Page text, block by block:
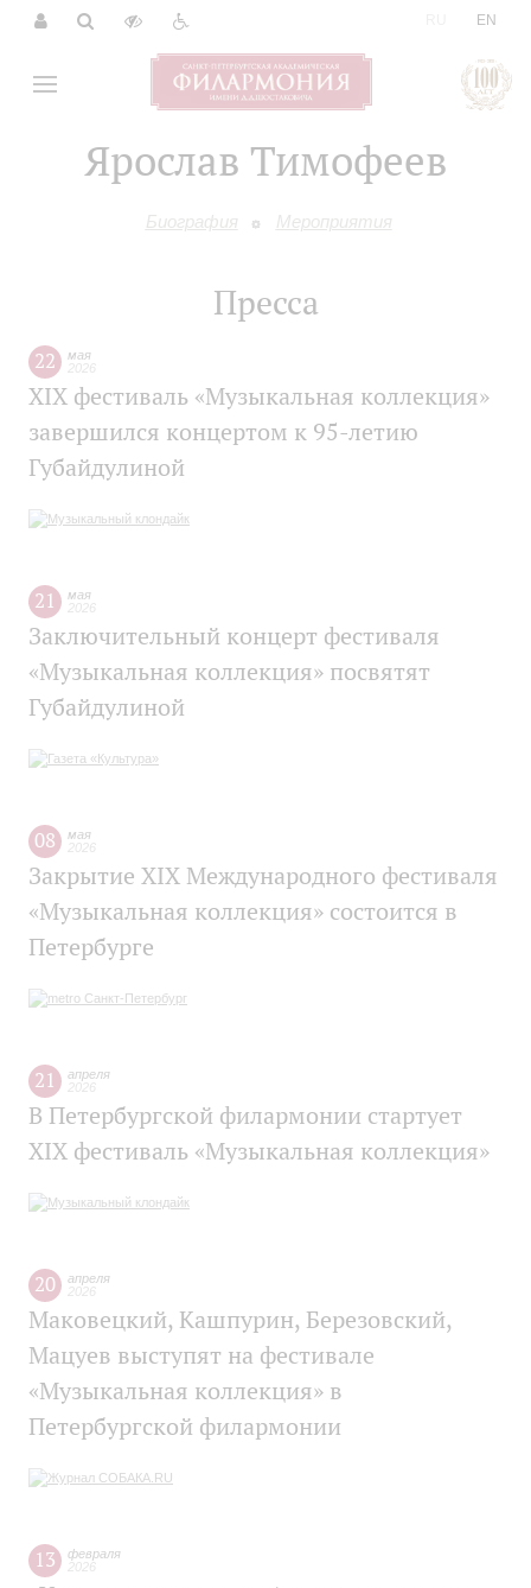
EN
Ярослав Тимофеев
Биография Мероприятия
Пресса
22
мая
XIX фестиваль «Музыкальная коллекция»
завершился концертом к 95-летию
Губайдулиной
21
мая
Заключительный концерт фестиваля
«Музыкальная коллекция» посвятят
Губайдулиной
08
мая
Закрытие XIX Международного фестиваля
«Музыкальная коллекция» состоится в
Петербурге
21
апреля
В Петербургской филармонии стартует
XIX фестиваль «Музыкальная коллекция»
20
апреля
Маковецкий, Кашпурин, Березовский,
Мацуев выступят на фестивале
«Музыкальная коллекция» в
Петербургской филармонии
13
февраля